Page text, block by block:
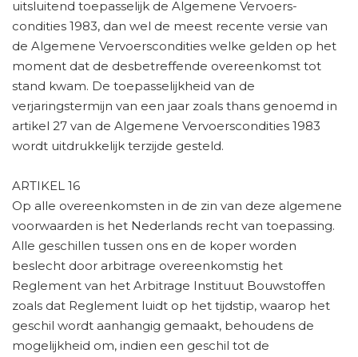
uitsluitend toepasselijk de Algemene Vervoers-
condities 1983, dan wel de meest recente versie van
de Algemene Vervoerscondities welke gelden op het
moment dat de desbetreffende overeenkomst tot
stand kwam. De toepasselijkheid van de
verjaringstermijn van een jaar zoals thans genoemd in
artikel 27 van de Algemene Vervoerscondities 1983
wordt uitdrukkelijk terzijde gesteld.
ARTIKEL 16
Op alle overeenkomsten in de zin van deze algemene
voorwaarden is het Nederlands recht van toepassing.
Alle geschillen tussen ons en de koper worden
beslecht door arbitrage overeenkomstig het
Reglement van het Arbitrage Instituut Bouwstoffen
zoals dat Reglement luidt op het tijdstip, waarop het
geschil wordt aanhangig gemaakt, behoudens de
mogelijkheid om, indien een geschil tot de